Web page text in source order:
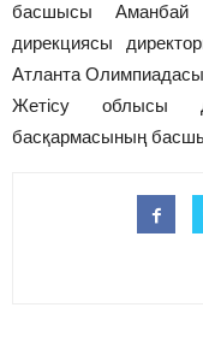
басшысы Аманбай
дирекциясы
Атланта
Жетісу облысы
басқармасының